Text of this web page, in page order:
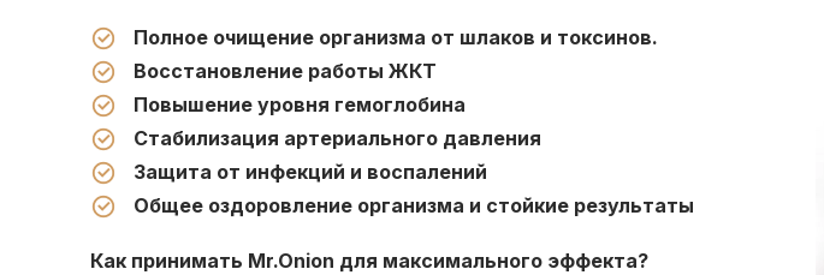
Полное очищение организма от шлаков и токсинов.
Восстановление работы ЖКТ
Повышение уровня гемоглобина
Стабилизация артериального давления
Защита от инфекций и воспалений
Общее оздоровление организма и стойкие результаты
Как принимать Mr.Onion для максимального эффекта?